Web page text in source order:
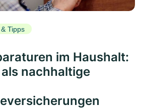
Tipps
im Haushalt:
nachhaltige